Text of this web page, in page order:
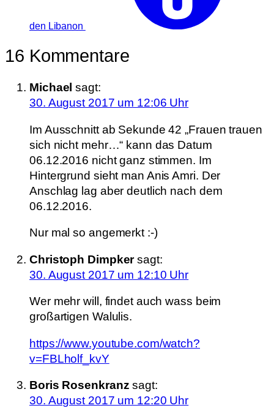
den Libanon
16 Kommentare
Michael sagt:
30. August 2017 um 12:06 Uhr
Im Ausschnitt ab Sekunde 42 „Frauen trauen
sich nicht mehr…“ kann das Datum
06.12.2016 nicht ganz stimmen. Im
Hintergrund sieht man Anis Amri. Der
Anschlag lag aber deutlich nach dem
06.12.2016.
Nur mal so angemerkt :-)
Christoph Dimpker sagt:
30. August 2017 um 12:10 Uhr
Wer mehr will, findet auch wass beim
großartigen Walulis.
https://www.youtube.com/watch?
v=FBLholf_kvY
Boris Rosenkranz sagt:
30. August 2017 um 12:20 Uhr